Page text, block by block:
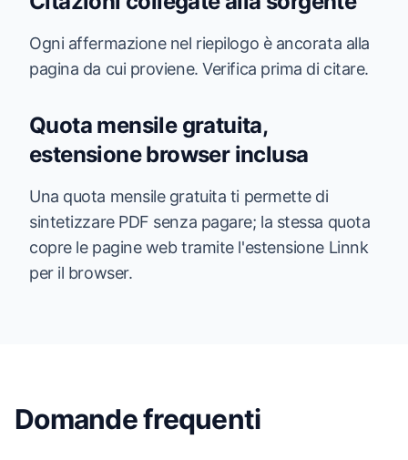
Ogni affermazione nel riepilogo è ancorata alla
pagina da cui proviene. Verifica prima di citare.
Quota mensile gratuita,
estensione browser inclusa
Una quota mensile gratuita ti permette di
sintetizzare PDF senza pagare; la stessa quota
copre le pagine web tramite l'estensione Linnk
per il browser.
Domande frequenti